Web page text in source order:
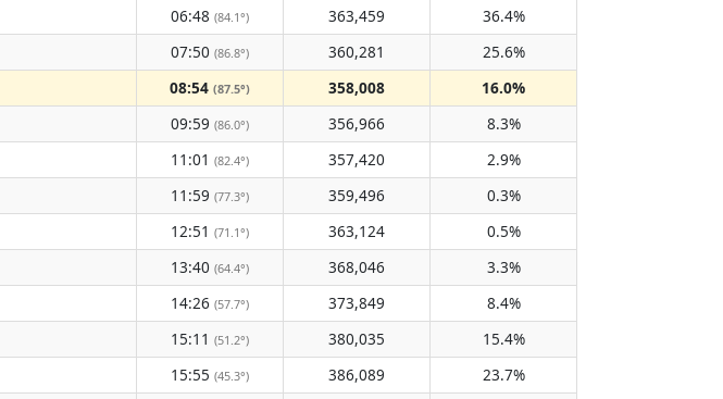
06:48 (84.1°) 363,459
36.4%
07:50 (86.8°) 360,281
25.6%
08:54 (87.5°) 358,008
16.0%
09:59 (86.0°) 356,966
8.3%
11:01 (82.4°) 357,420
2.9%
11:59 (77.3°) 359,496
0.3%
12:51 (71.1°) 363,124
0.5%
13:40 (64.4°) 368,046
3.3%
14:26 (57.7°) 373,849
8.4%
15:11 (51.2°) 380,035
15.4%
15:55 (45.3°) 386,089
23.7%